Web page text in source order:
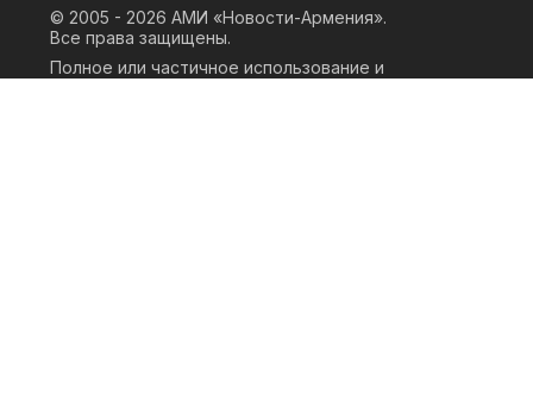
© 2005 - 2026 АМИ «Новости-Армения».
Все права защищены.
Полное или частичное использование и